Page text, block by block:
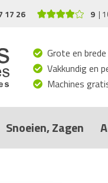
17 26 9
Grote en
Vakkundig en
Machines
Snoeien, Zagen